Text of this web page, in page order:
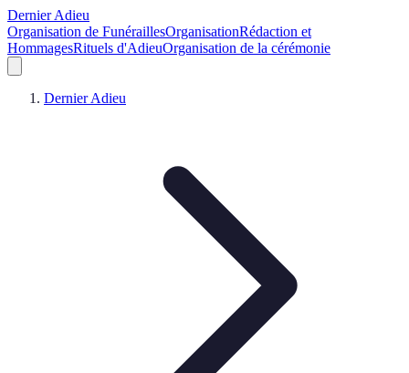
Dernier Adieu
Organisation de FunéraillesOrganisationRédaction et
HommagesRituels d'AdieuOrganisation de la cérémonie
Dernier Adieu